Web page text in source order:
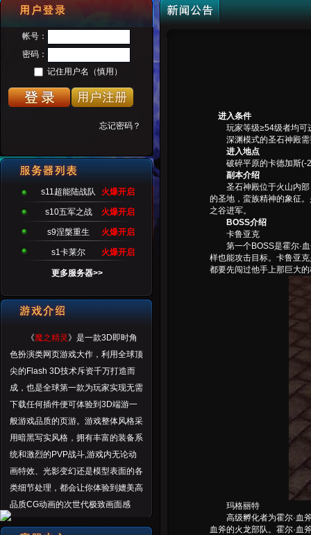
进入条件
玩家等级≥54级者均可
深渊模式的圣石神殿需
进入地点
破碎平原的卡德加斯(-
副本介绍
圣石神殿位于火山内部
的圣地，蛮族精神的象征
之谷进军。
BOSS介绍
卡鲁亚克
第一个BOSS是霍尔·血
样也能攻击目标。卡鲁亚
都要先闯过他手上那巨大
玛格丽特
高级孵化者为霍尔·血斧
血斧的火龙部队。霍尔·血
火爆开启
s11超能陆战队
火爆开启
s10五军之战
火爆开启
s9涅槃重生
火爆开启
s1卡莱尔
更多服务器>>
《魔之精灵 》是一款3D即时角
色扮演类网页游戏大作，利用全球顶
尖的Flash 3D技术斥资千万打造而
成，也是全球第一款为玩家实现无需
下载任何插件便可体验到3D端游一
般游戏品质的页游。游戏整体风格采
用暗黑写实风格，拥有丰富的装备系
统和激烈的PVP战斗,游戏内无论动
画特效、光影变幻还是模型表面的各
类细节处理，都会让你体验到媲美高
品质CG动画的次世代极致画面感
受。